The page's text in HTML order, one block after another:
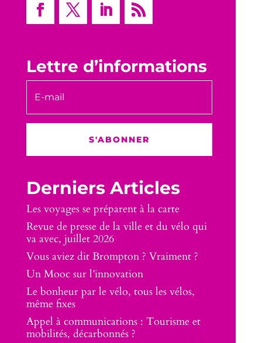
Lettre d’informations
S'ABONNER
Derniers Articles
Les voyages se préparent à la carte
Revue de presse de la ville et du vélo qui
va avec, juillet 2026
Vous aviez dit Brompton ? Vraiment ?
Un Mooc sur l’innovation
Le bonheur par le vélo, tous les vélos,
même fixes
Appel à communications : Tourisme et
mobilités, décarbonnés ?